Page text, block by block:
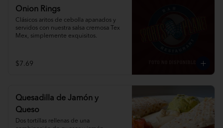
Onion Rings
Clásicos aritos de cebolla apanados y
servidos con nuestra salsa cremosa Tex
Mex, simplemente exquisitos.
$7.69
Quesadilla de Jamón y
Queso
Dos tortillas rellenas de una